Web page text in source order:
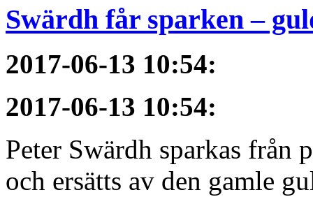
Swärdh får sparken –
2017-06-13 10:54:
2017-06-13 10:54:
Peter Swärdh sparkas från
och ersätts av den gamle